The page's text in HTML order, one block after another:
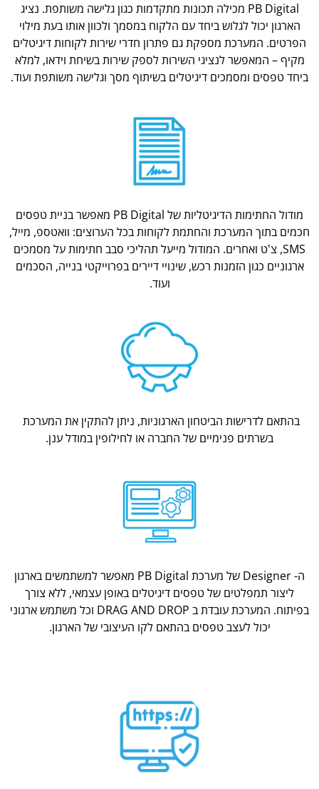
PB Digital מכילה תכונות מתקדמות כגון גלישה משותפת. נציג
הארגון יכול לגלוש ביחד עם הלקוח במסמך ולכוון אותו בעת מילוי
הפרטים. המערכת מספקת גם פתרון חדרי שירות לקוחות דיגיטלים
מקיף – המאפשר לנציגי השירות לספק שירות בשיחת וידאו, למלא
ביחד טפסים ומסמכים דיגיטלים בשיתוף מסך וגלישה משותפת ועוד.
מודול החתימות הדיגיטליות של PB Digital מאפשר בניית טפסים
חכמים בתוך המערכת והחתמת לקוחות בכל הערוצים: וואטספ, מייל,
SMS, צ'ט ואחרים. המודול מייעל תהליכי סבב חתימות על מסמכים
ארגוניים כגון הזמנות רכש, שינויי דיירים בפרוייקטי בנייה, הסכמים
ועוד.
בהתאם לדרישות הביטחון הארגוניות, ניתן להתקין את המערכת
בשרתים פנימיים של החברה או לחילופין במודל ענן.
ה- Designer של מערכת PB Digital מאפשר למשתמשים בארגון
ליצור תמפלטים של טפסים דיגיטלים באופן עצמאי, ללא צורך
בפיתוח. המערכת עובדת ב DRAG AND DROP וכל משתמש ארגוני
יכול לעצב טפסים בהתאם לקו העיצובי של הארגון.